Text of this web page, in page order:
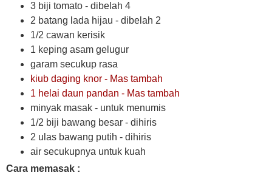
3 biji tomato - dibelah 4
2 batang lada hijau - dibelah 2
1/2 cawan kerisik
1 keping asam gelugur
garam secukup rasa
kiub daging knor - Mas tambah
1 helai daun pandan - Mas tambah
minyak masak - untuk menumis
1/2 biji bawang besar - dihiris
2 ulas bawang putih - dihiris
air secukupnya untuk kuah
Cara memasak :